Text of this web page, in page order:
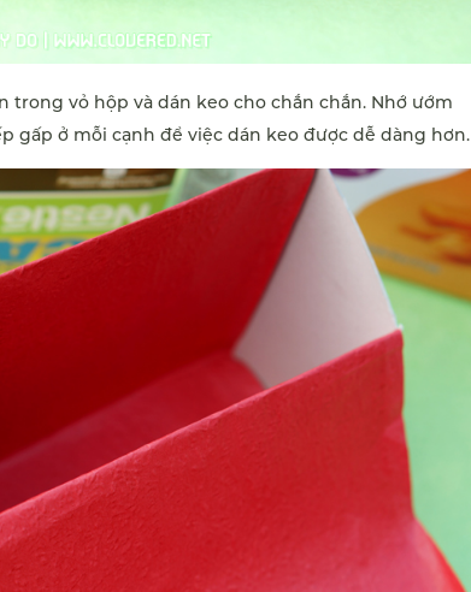
trong vỏ hộp và dán keo cho chắn chắn. Nhớ ướm
gấp ở mỗi cạnh để việc dán keo được dễ dàng hơn.